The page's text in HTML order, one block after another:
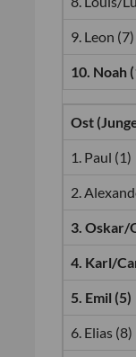
9. Leon (7)
10. Noah
Ost
1. Paul (1)
2.
3. Oskar/
4. Karl/
5. Emil (5)
6. Elias (8)